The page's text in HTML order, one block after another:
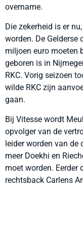
overname.
Die zekerheid is er
worden. De Gelderse
miljoen euro moeten
geboren is in
RKC. Vorig seizoen
wilde RKC zijn
gaan.
Bij Vitesse wordt
opvolger van de
leider worden van de
meer Doekhi en
moet worden. Eerder
rechtsback Carlens